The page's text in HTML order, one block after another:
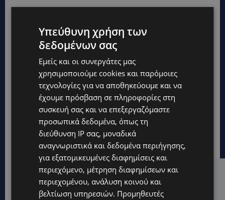
Hot this week
UPDATES
Υπεύθυνη χρήση των
δεδομένων σας
Εμείς και οι συνεργάτες μας
χρησιμοποιούμε cookies και παρόμοιες
τεχνολογίες για να αποθηκεύουμε και να
έχουμε πρόσβαση σε πληροφορίες στη
συσκευή σας και να επεξεργαζόμαστε
προσωπικά δεδομένα, όπως τη
διεύθυνση IP σας, μοναδικά
αναγνωριστικά και δεδομένα περιήγησης,
για εξατομικευμένες διαφημίσεις και
περιεχόμενο, μέτρηση διαφημίσεων και
περιεχομένου, ανάλυση κοινού και
βελτίωση υπηρεσιών. Προμηθευτές